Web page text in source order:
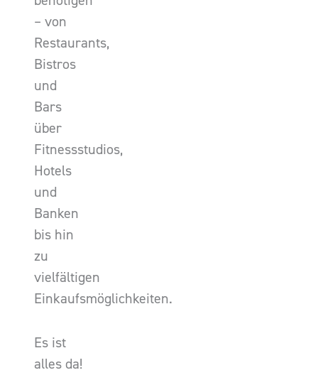
– von
Restaurants,
Bistros
und
Bars
über
Fitnessstudios,
Hotels
und
Banken
bis hin
zu
vielfältigen
Einkaufsmöglichkeiten.
Es ist
alles da!